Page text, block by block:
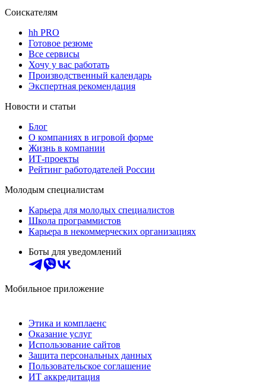
Соискателям
hh PRO
Готовое резюме
Все сервисы
Хочу у вас работать
Производственный календарь
Экспертная рекомендация
Новости и статьи
Блог
О компаниях в игровой форме
Жизнь в компании
ИТ-проекты
Рейтинг работодателей России
Молодым специалистам
Карьера для молодых специалистов
Школа программистов
Карьера в некоммерческих организациях
Боты для уведомлений
Мобильное приложение
Этика и комплаенс
Оказание услуг
Использование сайтов
Защита персональных данных
Пользовательское соглашение
ИТ аккредитация